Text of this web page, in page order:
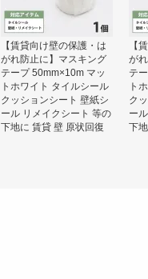
【賃貸向け壁の保護・は
がれ防止に】マスキング
テープ 50mm×10m マッ
トホワイト タイルシール
クッションシート 壁紙シ
ール リメイクシート 等の
下地に 賃貸 壁 原状回復
【
が
テ
ト
ク
ー
下